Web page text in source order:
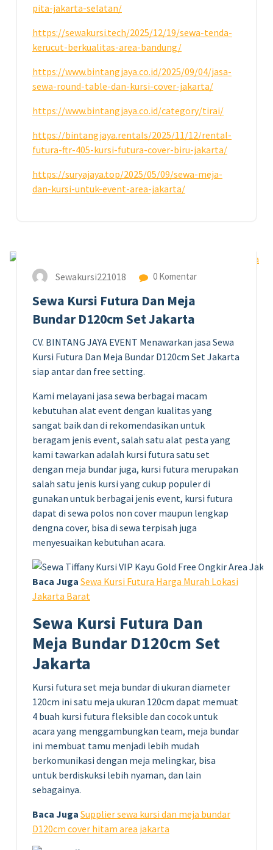
pita-jakarta-selatan/
https://sewakursi.tech/2025/12/19/sewa-tenda-
kerucut-berkualitas-area-bandung/
https://www.bintangjaya.co.id/2025/09/04/jasa-
sewa-round-table-dan-kursi-cover-jakarta/
https://www.bintangjaya.co.id/category/tirai/
https://bintangjaya.rentals/2025/11/12/rental-
futura-ftr-405-kursi-futura-cover-biru-jakarta/
https://suryajaya.top/2025/05/09/sewa-meja-
dan-kursi-untuk-event-area-jakarta/
Sewakursi221018 0 Komentar
Sewa Kursi Futura Dan Meja
Bundar D120cm Set Jakarta
CV. BINTANG JAYA EVENT Menawarkan jasa Sewa
Kursi Futura Dan Meja Bundar D120cm Set Jakarta
siap antar dan free setting.
Kami melayani jasa sewa berbagai macam
kebutuhan alat event dengan kualitas yang
sangat baik dan di rekomendasikan untuk
beragam jenis event, salah satu alat pesta yang
kami tawarkan adalah kursi futura satu set
dengan meja bundar juga, kursi futura merupakan
salah satu jenis kursi yang cukup populer di
gunakan untuk berbagai jenis event, kursi futura
dapat di sewa polos non cover maupun lengkap
dengna cover, bisa di sewa terpisah juga
menyesuaikan kebutuhan acara.
Baca Juga Sewa Kursi Futura Harga Murah Lokasi
Jakarta Barat
Sewa Kursi Futura Dan
Meja Bundar D120cm Set
Jakarta
Kursi futura set meja bundar di ukuran diameter
120cm ini satu meja ukuran 120cm dapat memuat
4 buah kursi futura fleksible dan cocok untuk
acara yang menggambungkan team, meja bundar
ini membuat tamu menjadi lebih mudah
berkomunikasi dengan meja melingkar, bisa
untuk berdiskuksi lebih nyaman, dan lain
sebagainya.
Baca Juga Supplier sewa kursi dan meja bundar
D120cm cover hitam area jakarta